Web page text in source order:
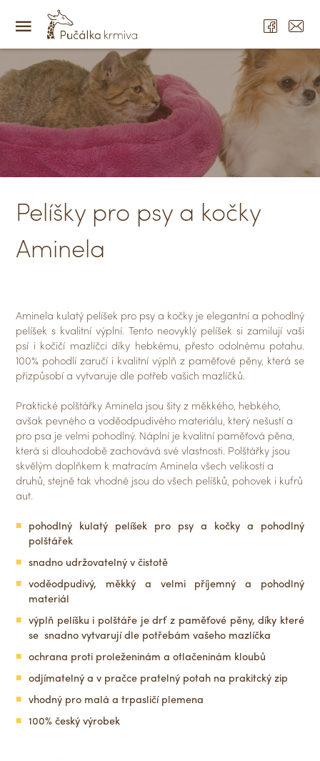
Pelíšky pro psy a kočky
Aminela
Aminela kulatý pelíšek pro psy a kočky je elegantní a pohodlný
pelíšek s kvalitní výplní. Tento neovyklý pelíšek si zamilují vaši
psí i kočičí mazlíčci díky hebkému, přesto odolnému potahu.
100% pohodlí zaručí i kvalitní výplň z paměťové pěny, která se
přizpůsobí a vytvaruje dle potřeb vašich mazlíčků.
Praktické polštářky Aminela jsou šity z měkkého, hebkého,
avšak pevného a voděodpudivého materiálu, který nešustí a
pro psa je velmi pohodlný. Náplní je kvalitní paměťová pěna,
která si dlouhodobě zachovává své vlastnosti. Polštářky jsou
skvělým doplňkem k matracím Aminela všech velikostí a
druhů, stejně tak vhodné jsou do všech pelíšků, pohovek i kufrů
aut.
pohodlný kulatý pelíšek pro psy a kočky a pohodlný
polštářek
snadno udržovatelný v čistotě
voděodpudivý, měkký a velmi příjemný a pohodlný
materiál
výplň pelíšku i polštáře je drť z paměťové pěny, díky které
se snadno vytvarují dle potřebám vašeho mazlíčka
ochrana proti proleženinám a otlačeninám kloubů
odjímatelný a v pračce pratelný potah na prakitcký zip
vhodný pro malá a trpasličí plemena
100% český výrobek